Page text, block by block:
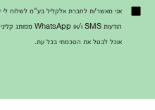
אני מאשר/ת לחברת אלקליל בע"מ לשלוח לי
הודעות SMS ו/או WhatsApp ממותג קליניק. לפרטים נוספים ראה/י
אוכל לבטל את הסכמתי בכל עת.